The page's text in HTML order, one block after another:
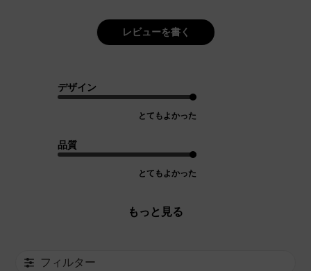
レビューを書く
デザイン
とてもよかった
品質
とてもよかった
もっと見る
フィルター